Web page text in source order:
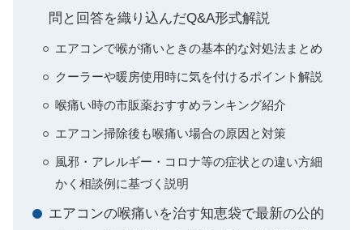
問と回答を織り込んだQ&A形式解説
エアコンで喉が痛いときの基本的な対処法まとめ
クーラーや暖房使用時に気を付けるポイント解説
喉痛い時の市販薬おすすめランキング紹介
エアコン掃除後も喉痛い場合の原因と対策
風邪・アレルギー・コロナ等の症状との違い方細
かく相談例に基づく説明
エアコンの喉痛いを治す知恵袋で最新の公的